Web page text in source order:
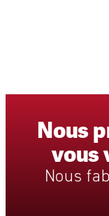
Nous
vous
Nous